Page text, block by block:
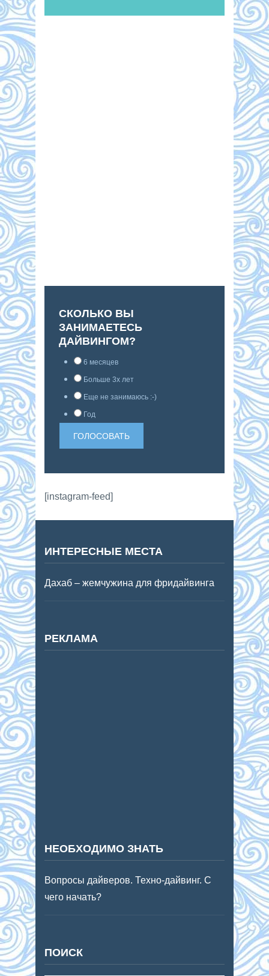
СКОЛЬКО ВЫ
ЗАНИМАЕТЕСЬ
ДАЙВИНГОМ?
6 месяцев
Больше 3х лет
Еще не занимаюсь :-)
Год
[instagram-feed]
ИНТЕРЕСНЫЕ МЕСТА
Дахаб – жемчужина для фридайвинга
РЕКЛАМА
НЕОБХОДИМО ЗНАТЬ
Вопросы дайверов. Техно-дайвинг. С
чего начать?
ПОИСК